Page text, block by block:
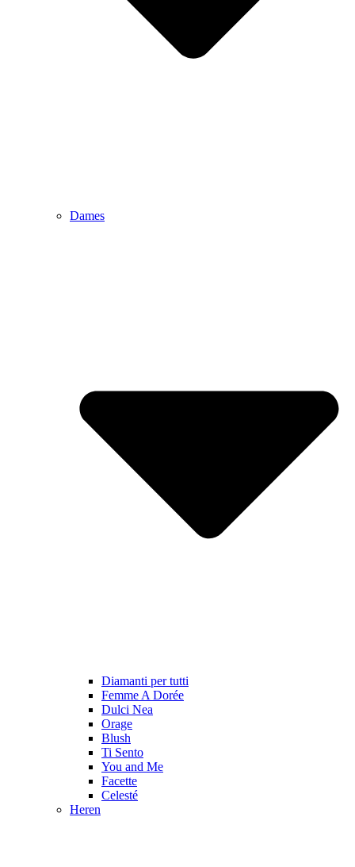
Dames
Diamanti per tutti
Femme A Dorée
Dulci Nea
Orage
Blush
Ti Sento
You and Me
Facette
Celesté
Heren